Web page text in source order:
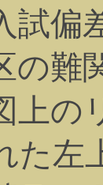
試偏
の
上の
た左